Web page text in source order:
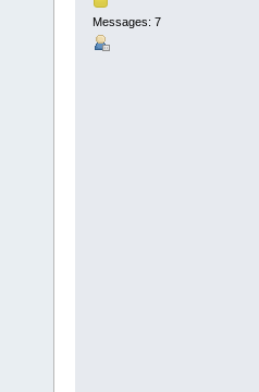
Messages: 7